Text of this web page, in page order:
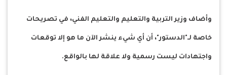
وأضاف وزير التربية والتعليم والتعليم الفني، في تصريحات
خاصة لـ"الدستور"، أن أي شيء ينشر الآن ما هو إلا توقعات
واجتهادات ليست رسمية ولا علاقة لها بالواقع.